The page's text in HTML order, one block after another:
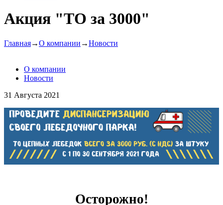
Акция "ТО за 3000"
Главная→О компании →Новости
О компании
Новости
31 Августа 2021
Осторожно!